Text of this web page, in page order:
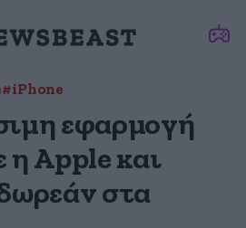
#iPhone
εφαρμογή
η Apple και
στα